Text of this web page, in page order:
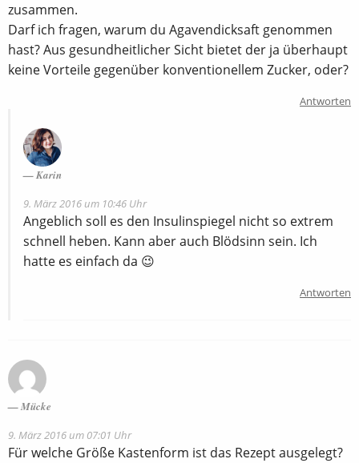
zusammen.
Darf ich fragen, warum du Agavendicksaft genommen
hast? Aus gesundheitlicher Sicht bietet der ja überhaupt
keine Vorteile gegenüber konventionellem Zucker, oder?
Antworten
Karin
9. März 2016 um 10:46 Uhr
Angeblich soll es den Insulinspiegel nicht so extrem
schnell heben. Kann aber auch Blödsinn sein. Ich
hatte es einfach da 😉
Antworten
Mücke
9. März 2016 um 07:01 Uhr
Für welche Größe Kastenform ist das Rezept ausgelegt?